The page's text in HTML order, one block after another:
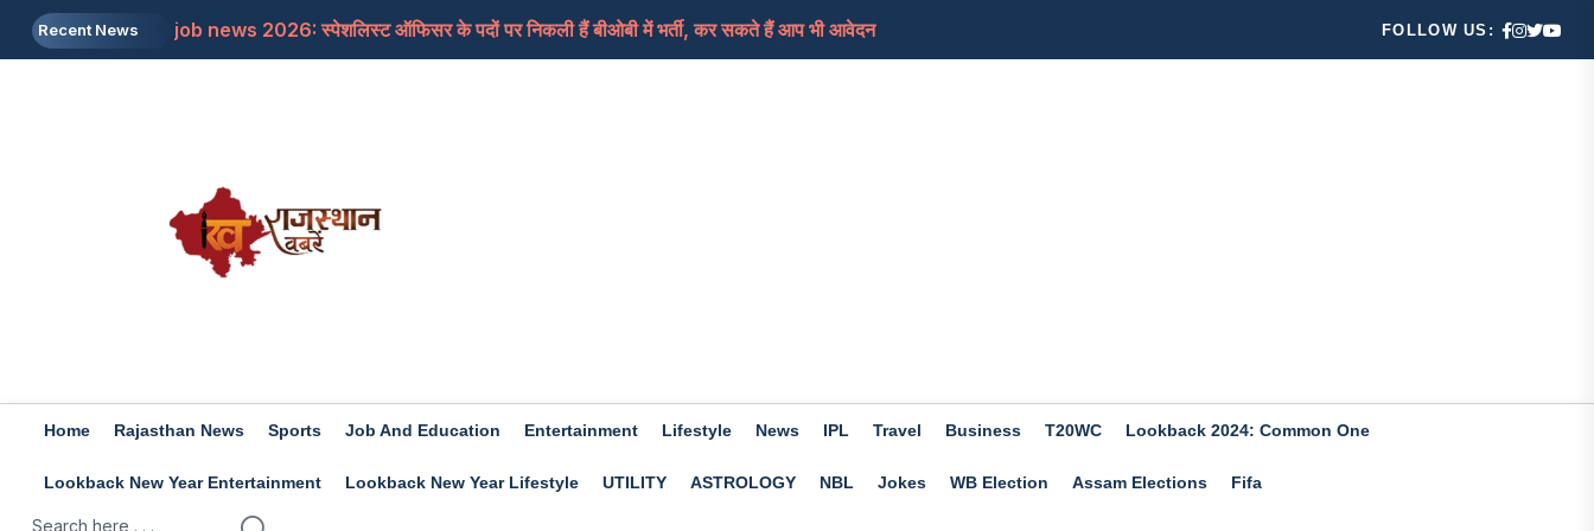
Recent News
job news 2026: स्पेशलिस्ट ऑफिसर के पदों पर निकली हैं बीओबी में भर्ती, कर सकते हैं आप भी आवेदन
Rashifal 8 aug 2026: इन राशियों के जातकों के लिए दिन होगा शुभ, हो सकता हैं आर्थिक लाभ, जाने क्या कहत...
FOLLOW US:
Home Rajasthan News Sports Job And Education Entertainment Lifestyle News IPL Travel Business T20WC Lookback 2024: Common One
Lookback New Year Entertainment Lookback New Year Lifestyle UTILITY ASTROLOGY NBL Jokes WB Election Assam Elections Fifa